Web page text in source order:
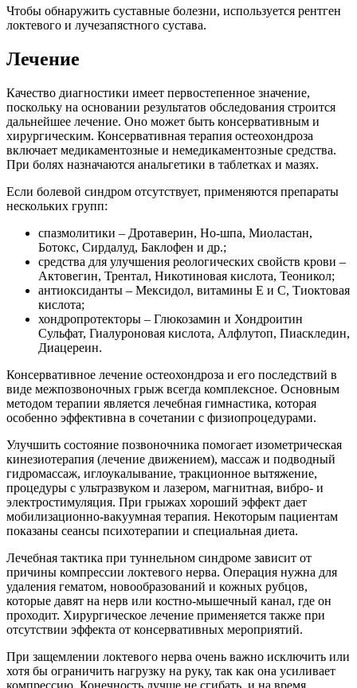
Чтобы обнаружить суставные болезни, используется рентген
локтевого и лучезапястного сустава.
Лечение
Качество диагностики имеет первостепенное значение,
поскольку на основании результатов обследования строится
дальнейшее лечение. Оно может быть консервативным и
хирургическим. Консервативная терапия остеохондроза
включает медикаментозные и немедикаментозные средства.
При болях назначаются анальгетики в таблетках и мазях.
Если болевой синдром отсутствует, применяются препараты
нескольких групп:
спазмолитики – Дротаверин, Но-шпа, Миоластан,
Ботокс, Сирдалуд, Баклофен и др.;
средства для улучшения реологических свойств крови –
Актовегин, Трентал, Никотиновая кислота, Теоникол;
антиоксиданты – Мексидол, витамины E и С, Тиоктовая
кислота;
хондропротекторы – Глюкозамин и Хондроитин
Сульфат, Гиалуроновая кислота, Алфлутоп, Пиаскледин,
Диацереин.
Консервативное лечение остеохондроза и его последствий в
виде межпозвоночных грыж всегда комплексное. Основным
методом терапии является лечебная гимнастика, которая
особенно эффективна в сочетании с физиопроцедурами.
Улучшить состояние позвоночника помогает изометрическая
кинезиотерапия (лечение движением), массаж и подводный
гидромассаж, иглоукалывание, тракционное вытяжение,
процедуры с ультразвуком и лазером, магнитная, вибро- и
электростимуляция. При грыжах хороший эффект дает
мобилизационно-вакуумная терапия. Некоторым пациентам
показаны сеансы психотерапии и специальная диета.
Лечебная тактика при туннельном синдроме зависит от
причины компрессии локтевого нерва. Операция нужна для
удаления гематом, новообразований и кожных рубцов,
которые давят на нерв или костно-мышечный канал, где он
проходит. Хирургическое лечение применяется также при
отсутствии эффекта от консервативных мероприятий.
При защемлении локтевого нерва очень важно исключить или
хотя бы ограничить нагрузку на руку, так как она усиливает
компрессию. Конечность лучше не сгибать, и на время